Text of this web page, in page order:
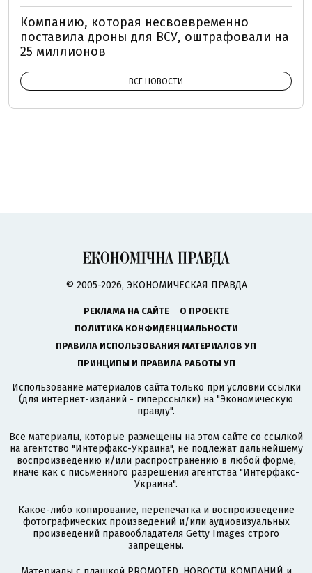
Компанию, которая несвоевременно
поставила дроны для ВСУ, оштрафовали на
25 миллионов
ВСЕ НОВОСТИ
© 2005-2026, ЭКОНОМИЧЕСКАЯ ПРАВДА
РЕКЛАМА НА САЙТЕ
О ПРОЕКТЕ
ПОЛИТИКА КОНФИДЕНЦИАЛЬНОСТИ
ПРАВИЛА ИСПОЛЬЗОВАНИЯ МАТЕРИАЛОВ УП
ПРИНЦИПЫ И ПРАВИЛА РАБОТЫ УП
Использование материалов сайта только при условии ссылки
(для интернет-изданий - гиперссылки) на "Экономическую
правду".
Все материалы, которые размещены на этом сайте со ссылкой
на агентство "Интерфакс-Украина", не подлежат дальнейшему
воспроизведению и/или распространению в любой форме,
иначе как с письменного разрешения агентства "Интерфакс-
Украина".
Какое-либо копирование, перепечатка и воспроизведение
фотографических произведений и/или аудиовизуальных
произведений правообладателя Getty Images строго
запрещены.